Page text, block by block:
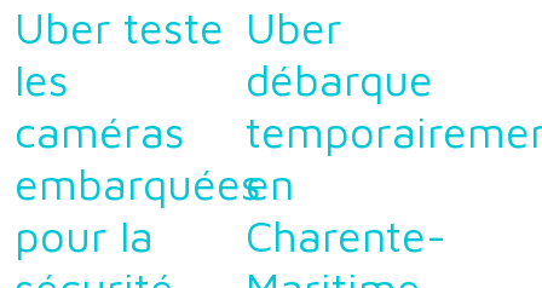
Uber teste
les
caméras
embarquées
pour la
Uber
débarque
en
Charente-